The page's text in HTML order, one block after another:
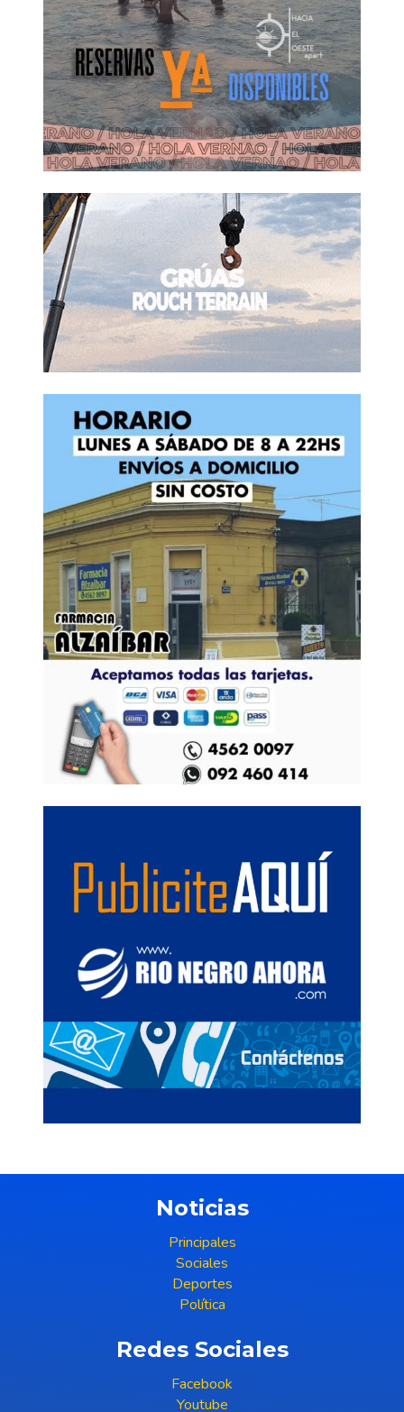
Noticias
Principales
Sociales
Deportes
Política
Redes Sociales
Facebook
Youtube